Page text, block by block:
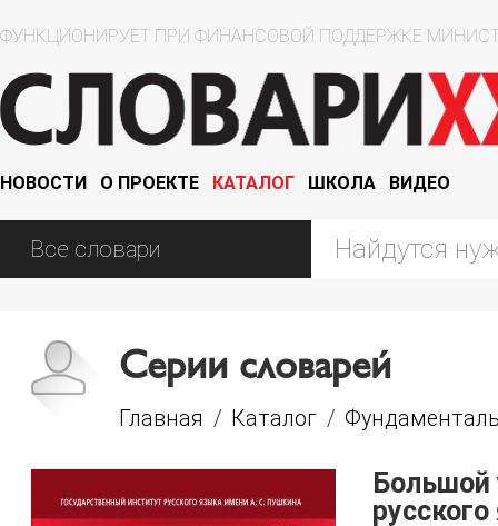
ФУНКЦИОНИРУЕТ ПРИ ФИНАНСОВОЙ ПОДДЕРЖКЕ
НОВОСТИ О ПРОЕКТЕ КАТАЛОГ ШКОЛА ВИДЕО
Серии словарей
Главная / Каталог /
Большой